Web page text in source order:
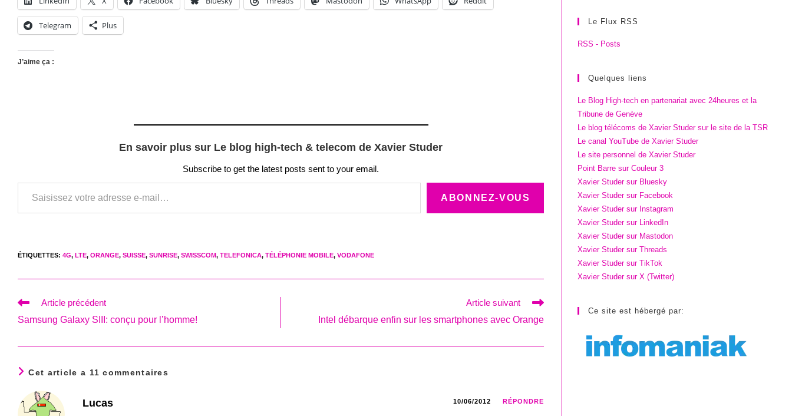
Telegram Plus
J’aime ça :
En savoir plus sur Le blog high-tech & telecom de Xavier Studer
Subscribe to get the latest posts sent to your email.
Saisissez votre adresse e-mail…
ABONNEZ-VOUS
ÉTIQUETTES: 4G, LTE, ORANGE, SUISSE, SUNRISE, SWISSCOM, TELEFONICA, TÉLÉPHONIE MOBILE, VODAFONE
Read
articles
Article précédent
Samsung Galaxy SIII: conçu pour l’homme!
Article suivant
Intel débarque enfin sur les smartphones avec Orange
Cet article a 11 commentaires
Lucas 10/06/2012 RÉPONDRE
Le Flux RSS
RSS - Posts
Quelques liens
Le Blog High-tech en partenariat avec 24heures et la
Tribune de Genève
Le blog télécoms de Xavier Studer sur le site de la TSR
Le canal YouTube de Xavier Studer
Le site personnel de Xavier Studer
Point Barre sur Couleur 3
Xavier Studer sur Bluesky
Xavier Studer sur Facebook
Xavier Studer sur Instagram
Xavier Studer sur LinkedIn
Xavier Studer sur Mastodon
Xavier Studer sur Threads
Xavier Studer sur TikTok
Xavier Studer sur X (Twitter)
Ce site est hébergé par: